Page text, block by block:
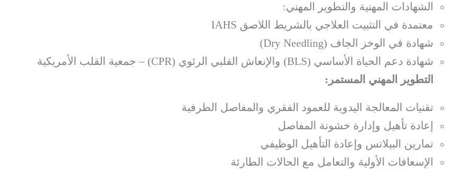
الشهادات المهنية والتطوير المهني:
معتمدة في التثبيت العلاجي بالشريط اللاصق IAHS
شهادة في الوخز الجاف (Dry Needling)
شهادة دعم الحياة الأساسي (BLS) والإنعاش القلبي الرئوي (CPR) – جمعية القلب الأمريكية
التطوير المهني المستمر:
تقنيات المعالجة اليدوية للعمود الفقري والمفاصل الطرفية
إعادة تأهيل وإدارة خشونة المفاصل
تمارين البيلاتس وإعادة التأهيل الوظيفي
الإسعافات الأولية والتعامل مع الحالات الطارئة